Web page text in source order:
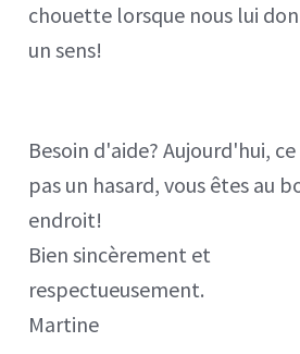
chouette lorsque nous lui
un sens!
Besoin d'aide? Aujourd'hui,
pas un hasard, vous êtes au
endroit!
Bien sincèrement et
respectueusement.
Martine